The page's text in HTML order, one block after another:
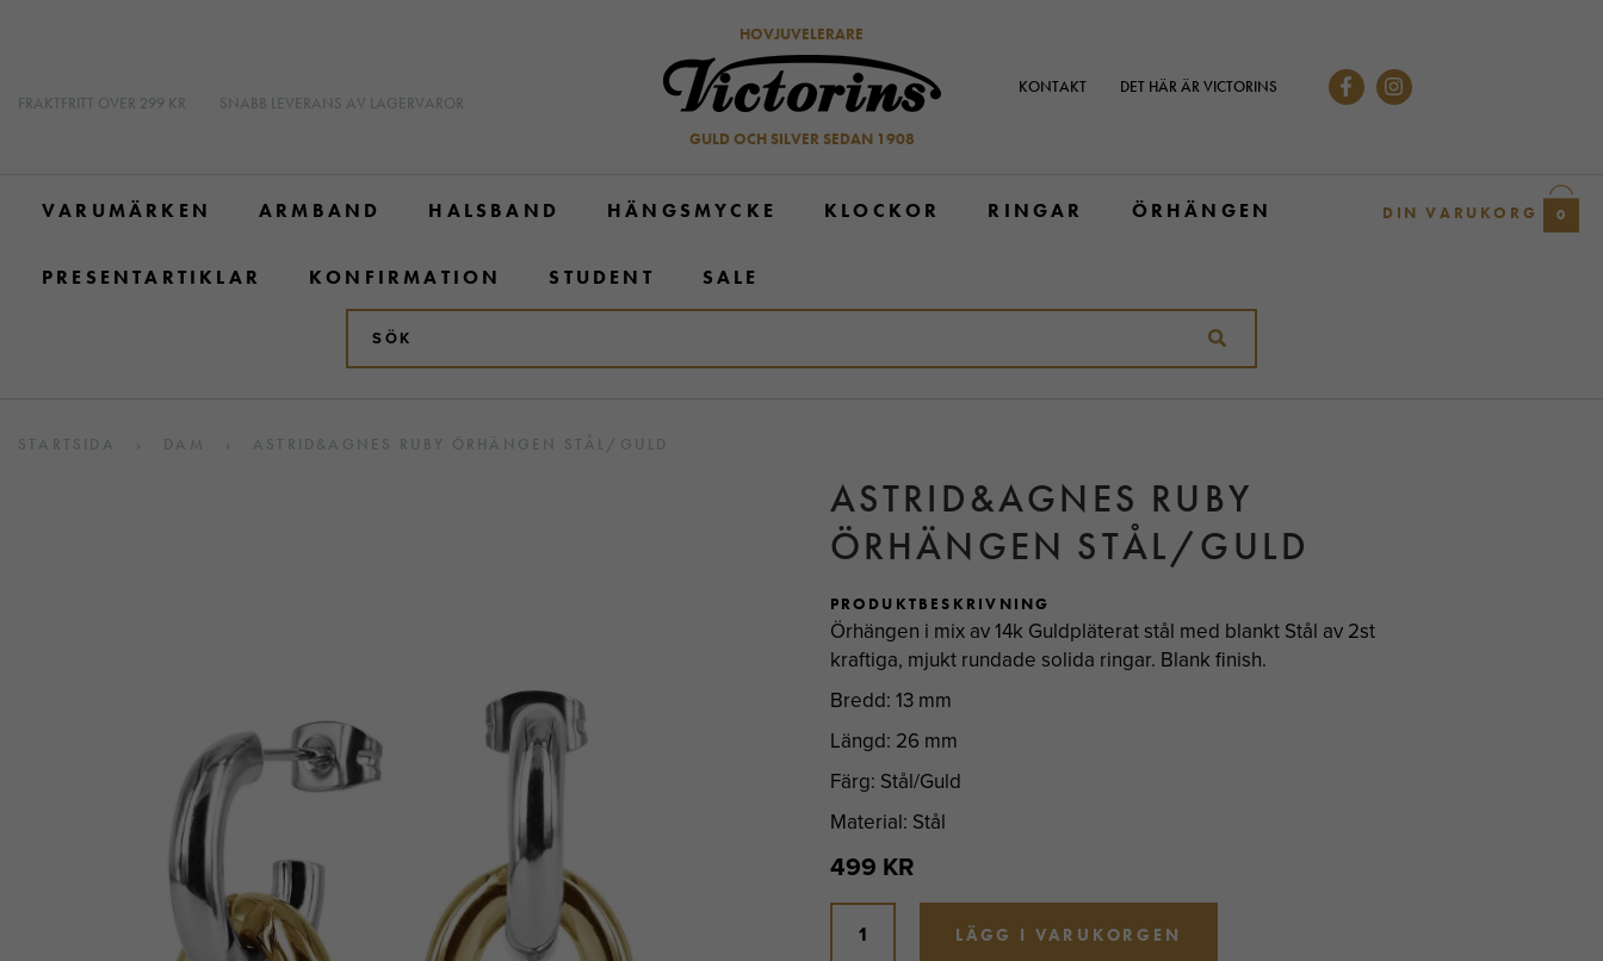
FRAKTFRITT ÖVER 299 KR SNABB LEVERANS AV LAGERVAROR
HOVJUVELERARE
GULD OCH SILVER SEDAN 1908
KONTAKT DET HÄR ÄR VICTORINS
VARUMÄRKEN ARMBAND HALSBAND HÄNGSMYCKE KLOCKOR RINGAR ÖRHÄNGEN
PRESENTARTIKLAR KONFIRMATION STUDENT SALE
DIN VARUKORG 0
STARTSIDA › DAM › ASTRID&AGNES RUBY ÖRHÄNGEN STÅL/GULD
ASTRID&AGNES RUBY
ÖRHÄNGEN STÅL/GULD
PRODUKTBESKRIVNING
Örhängen i mix av 14k Guldpläterat stål med blankt Stål av 2st
kraftiga, mjukt rundade solida ringar. Blank finish.
Bredd: 13 mm
Längd: 26 mm
Färg: Stål/Guld
Material: Stål
499 KR
LÄGG I VARUKORGEN